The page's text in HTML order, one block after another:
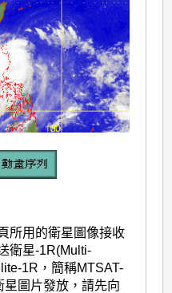
所用的衛星圖像接收
衛星-1R(Multi-
1R，簡稱MTSAT-
圖片發放，請先向